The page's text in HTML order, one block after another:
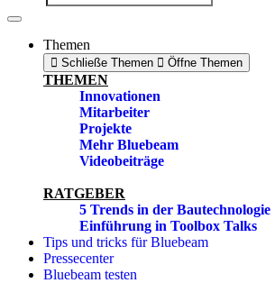
Themen
Schließe Themen Öffne Themen
THEMEN
Innovationen
Mitarbeiter
Projekte
Mehr Bluebeam
Videobeiträge
RATGEBER
5 Trends in der Bautechnologie
Einführung in Toolbox Talks
Tips und tricks für Bluebeam
Pressecenter
Bluebeam testen